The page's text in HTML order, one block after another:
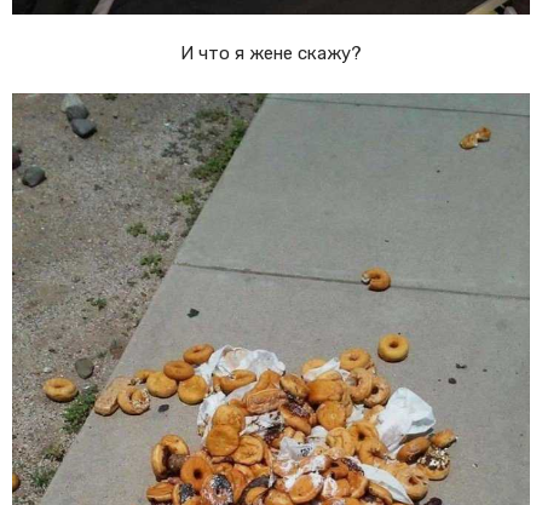
И что я жене скажу?